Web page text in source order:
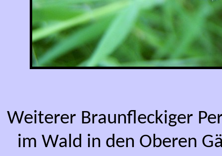
Weiterer Braunfleckiger
im Wald in den Oberen